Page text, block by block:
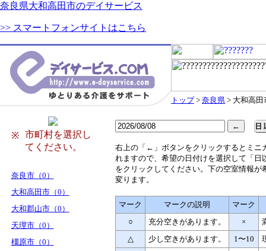
奈良県大和高田市のデイサービス
>> スマートフォンサイトはこちら
トップ> 奈良県 > 大和高田
※
市町村を選択し
てください。
奈良市（0）
大和高田市（0）
大和郡山市（0）
天理市（0）
橿原市（0）
右上の「←」ボタンをクリックするとミニ
れますので、希望の日付けを選択して「日
をクリックしてください。下の空室情報が
変ります。
マーク マークの説明
マーク
○
充分空きがあります。 ×
△
少し空きがあります。 1〜10